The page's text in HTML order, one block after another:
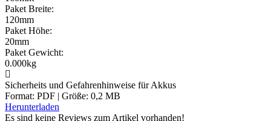
Paket Breite:
120mm
Paket Höhe:
20mm
Paket Gewicht:
0.000kg
Sicherheits und Gefahrenhinweise für Akkus
Format: PDF | Größe: 0,2 MB
Herunterladen
Es sind keine Reviews zum Artikel vorhanden!